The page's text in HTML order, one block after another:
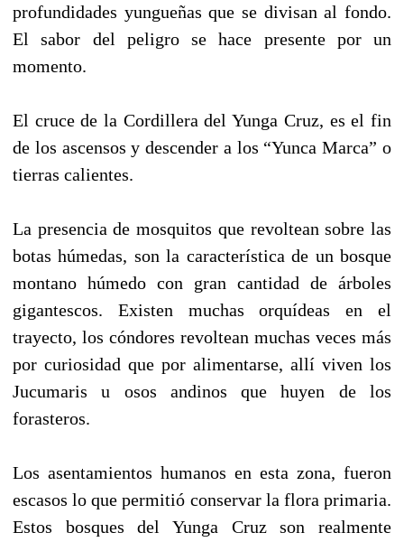
profundidades yungueñas que se divisan al fondo.
El sabor del peligro se hace presente por un
momento.
El cruce de la Cordillera del Yunga Cruz, es el fin
de los ascensos y descender a los “Yunca Marca” o
tierras calientes.
La presencia de mosquitos que revoltean sobre las
botas húmedas, son la característica de un bosque
montano húmedo con gran cantidad de árboles
gigantescos. Existen muchas orquídeas en el
trayecto, los cóndores revoltean muchas veces más
por curiosidad que por alimentarse, allí viven los
Jucumaris u osos andinos que huyen de los
forasteros.
Los asentamientos humanos en esta zona, fueron
escasos lo que permitió conservar la flora primaria.
Estos bosques del Yunga Cruz son realmente